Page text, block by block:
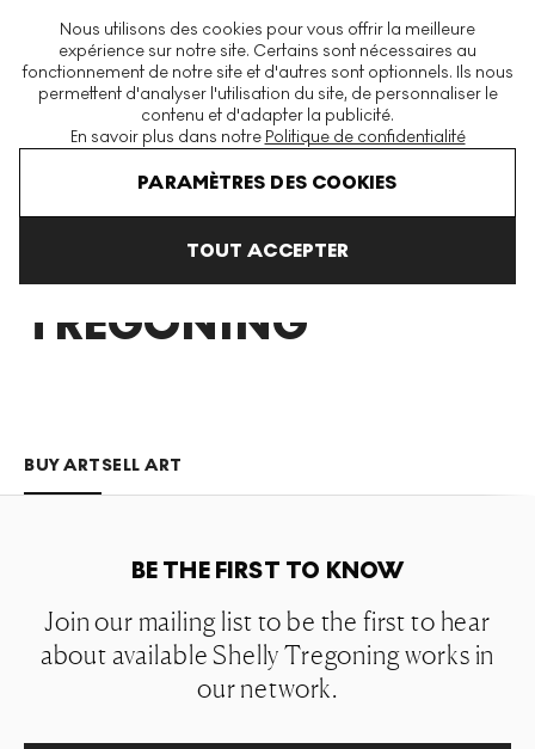
Nous utilisons des cookies pour vous offrir la meilleure
expérience sur notre site. Certains sont nécessaires au
fonctionnement de notre site et d'autres sont optionnels. Ils nous
permettent d'analyser l'utilisation du site, de personnaliser le
contenu et d'adapter la publicité.
En savoir plus dans notre Politique de confidentialité
PARAMÈTRES DES COOKIES
TOUT ACCEPTER
La plus grande plateforme mondiale d'estampes et éditions
modernes et contemporaines
Shelly Tregoning
SHELLY
TREGONING
BUY ARTSELL ART
BE THE FIRST TO KNOW
Join our mailing list to be the first to hear
about available Shelly Tregoning works in
our network.